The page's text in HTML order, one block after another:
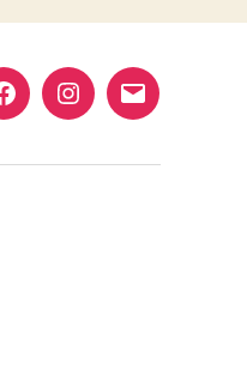
FacebookInstagram